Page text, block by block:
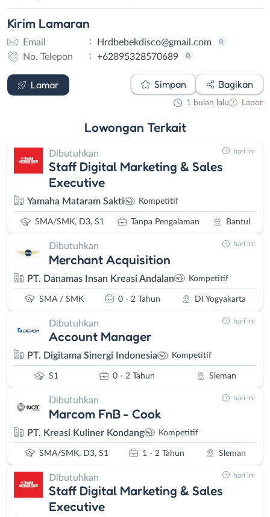
Kirim Lamaran
Email :
Hrdbebekdisco@gmail.com
No. Telepon
: +62895328570689
Lamar
Email WhatsApp
Simpan Bagikan
1 bulan lalu Lapor
Lowongan Terkait
Dibutuhkan
Staff Digital Marketing & Sales
Executive
Yamaha Mataram Sakti Kompetitif
SMA/SMK, D3, S1 Tanpa Pengalaman Bantul
hari ini
Dibutuhkan
Merchant Acquisition
PT. Danamas Insan Kreasi Andalan Kompetitif
SMA / SMK 0 - 2 Tahun DI Yogyakarta
hari ini
Dibutuhkan
Account Manager
PT. Digitama Sinergi Indonesia Kompetitif
S1 0 - 2 Tahun Sleman
hari ini
Dibutuhkan
Marcom FnB - Cook
PT. Kreasi Kuliner Kondang Kompetitif
SMA/SMK, D3, S1 1 - 2 Tahun Sleman
hari ini
Dibutuhkan
Staff Digital Marketing & Sales
Executive
hari ini